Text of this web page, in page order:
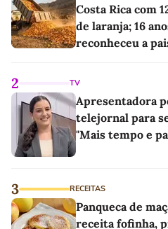
Costa Rica com
de laranja; 16
reconheceu a
2 TV
Apresentadora
telejornal para
"Mais tempo e
3 RECEITAS
Panqueca de
receita fofinha,